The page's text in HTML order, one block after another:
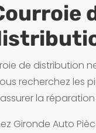
de distribution
recherchez les
assurer la réparation
Gironde Auto